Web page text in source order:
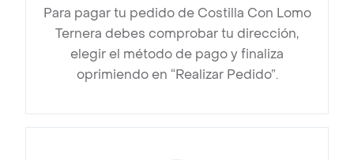
Para pagar tu pedido de Costilla Con Lomo
Ternera debes comprobar tu dirección,
elegir el método de pago y finaliza
oprimiendo en “Realizar Pedido”.